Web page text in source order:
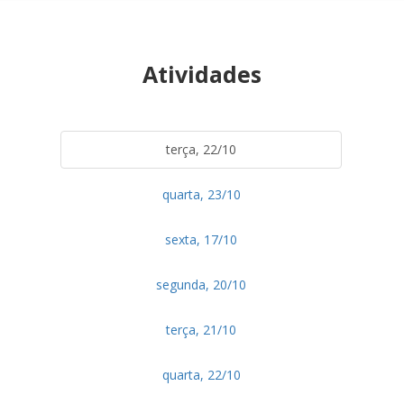
Atividades
terça, 22/10
quarta, 23/10
sexta, 17/10
segunda, 20/10
terça, 21/10
quarta, 22/10